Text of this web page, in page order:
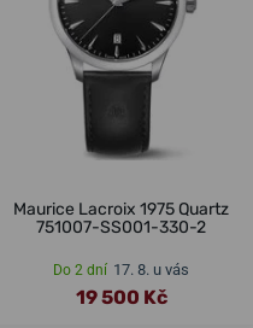
Maurice Lacroix 1975 Quartz
751007-SS001-330-2
Do 2 dní 17. 8. u vás
19 500 Kč